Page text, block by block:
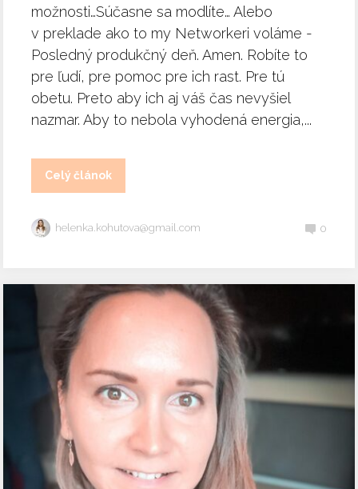
možnosti…Súčasne sa modlíte… Alebo
v preklade ako to my Networkeri voláme -
Posledný produkčný deň. Amen. Robíte to
pre ľudí, pre pomoc pre ich rast. Pre tú
obetu. Preto aby ich aj váš čas nevyšiel
nazmar. Aby to nebola vyhodená energia,...
Celý článok
helenka.kohutova@gmail.com 0